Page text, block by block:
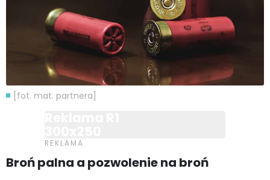
[fot. mat. partnera]
Broń palna a pozwolenie na broń